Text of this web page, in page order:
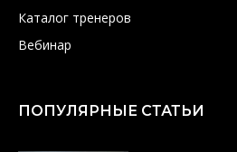
Каталог тренеров
Вебинар
ПОПУЛЯРНЫЕ СТАТЬИ